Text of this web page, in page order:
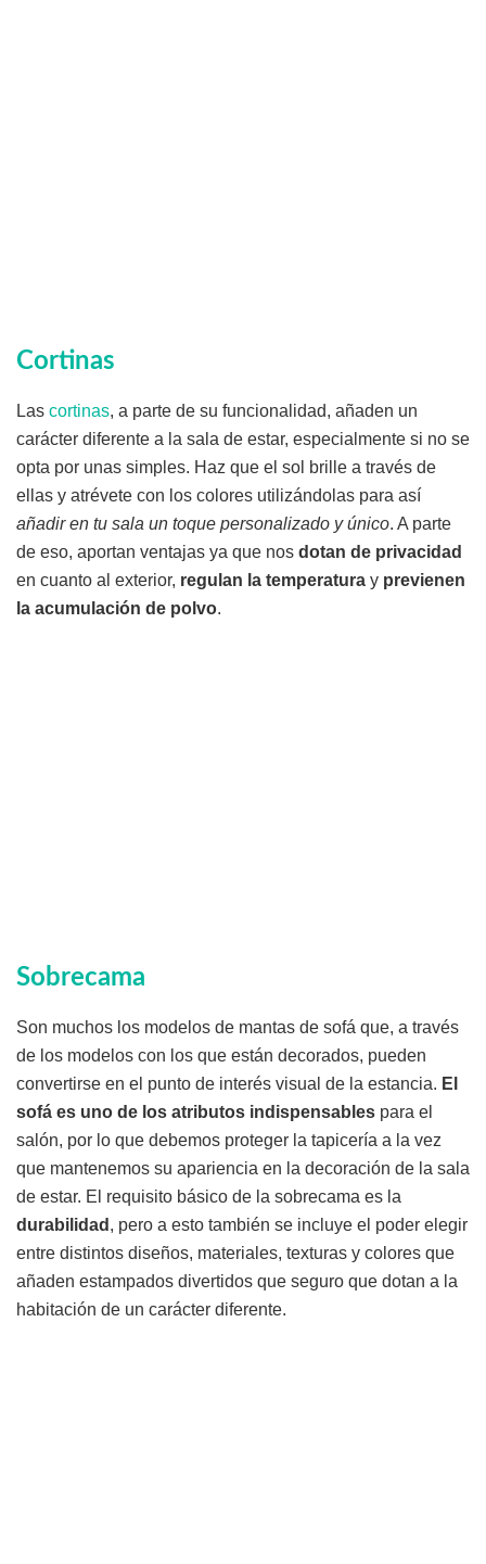
Cortinas
Las cortinas, a parte de su funcionalidad, añaden un
carácter diferente a la sala de estar, especialmente si no se
opta por unas simples. Haz que el sol brille a través de
ellas y atrévete con los colores utilizándolas para así
añadir en tu sala un toque personalizado y único. A parte
de eso, aportan ventajas ya que nos dotan de privacidad
en cuanto al exterior, regulan la temperatura y previenen
la acumulación de polvo.
Sobrecama
Son muchos los modelos de mantas de sofá que, a través
de los modelos con los que están decorados, pueden
convertirse en el punto de interés visual de la estancia. El
sofá es uno de los atributos indispensables para el
salón, por lo que debemos proteger la tapicería a la vez
que mantenemos su apariencia en la decoración de la sala
de estar. El requisito básico de la sobrecama es la
durabilidad , pero a esto también se incluye el poder elegir
entre distintos diseños, materiales, texturas y colores que
añaden estampados divertidos que seguro que dotan a la
habitación de un carácter diferente.